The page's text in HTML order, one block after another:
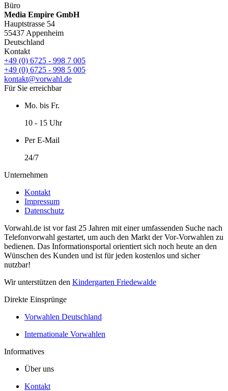
Büro
Media Empire GmbH
Hauptstrasse 54
55437 Appenheim
Deutschland
Kontakt
+49 (0) 6725 - 998 7 005
+49 (0) 6725 - 998 5 005
kontakt@vorwahl.de
Für Sie erreichbar
Mo. bis Fr.
10 - 15 Uhr
Per E-Mail
24/7
Unternehmen
Kontakt
Impressum
Datenschutz
Vorwahl.de ist vor fast 25 Jahren mit einer umfassenden Suche nach
Telefonvorwahl gestartet, um auch den Markt der Vor-Vorwahlen zu
bedienen. Das Informationsportal orientiert sich noch heute an den
Wünschen des Kunden und ist für jeden kostenlos und sicher
nutzbar!
Wir unterstützen den Kindergarten Friedewalde
Direkte Einsprünge
Vorwahlen Deutschland
Internationale Vorwahlen
Informatives
Über uns
Kontakt